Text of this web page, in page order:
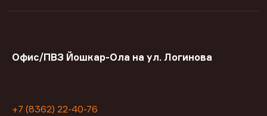
Офис/ПВЗ Йошкар-Ола на ул. Логинова
+7 (8362) 22-40-76